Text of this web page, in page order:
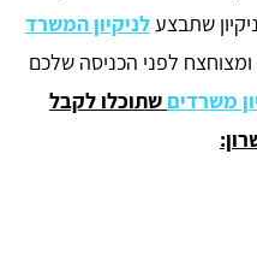
שתבצעלניקיון המשרד
לפני הכניסה שלכם
משרדים שתוכלו לקבל